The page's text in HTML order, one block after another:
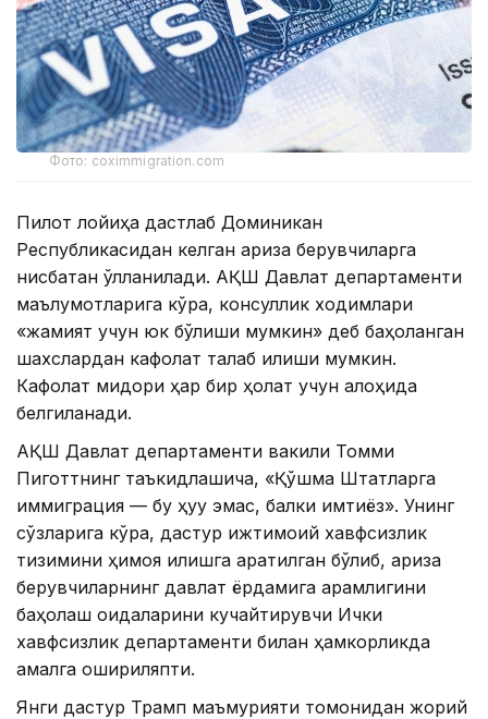
Фото: coximmigration.com
Пилот лойиҳа дастлаб Доминикан
Республикасидан келган ариза берувчиларга
нисбатан қўлланилади. АҚШ Давлат департаменти
маълумотларига кўра, консуллик ходимлари
«жамият учун юк бўлиши мумкин» деб баҳоланган
шахслардан кафолат талаб қилиши мумкин.
Кафолат миқдори ҳар бир ҳолат учун алоҳида
белгиланади.
АҚШ Давлат департаменти вакили Томми
Пиготтнинг таъкидлашича, «Қўшма Штатларга
иммиграция — бу ҳуқуқ эмас, балки имтиёз». Унинг
сўзларига кўра, дастур ижтимоий хавфсизлик
тизимини ҳимоя қилишга қаратилган бўлиб, ариза
берувчиларнинг давлат ёрдамига қарамлигини
баҳолаш қоидаларини кучайтирувчи Ички
хавфсизлик департаменти билан ҳамкорликда
амалга ошириляпти.
Янги дастур Трамп маъмурияти томонидан жорий